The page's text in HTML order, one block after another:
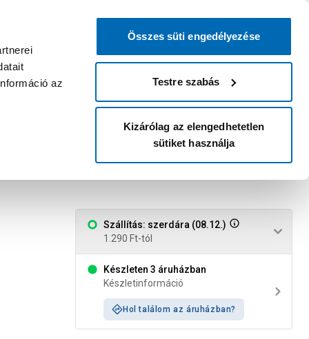
az
Összes süti engedélyezése
Testre szabás
Kizárólag az elengedhetetlen
sütiket használja
bejelentkezni?
Belépés Listáim
Áruházak és szolgáltatások
Szállítás: szerdára (08.12.)
1.290 Ft-tól
Készleten 3 áruházban
Készletinformáció
Hol találom az áruházban?